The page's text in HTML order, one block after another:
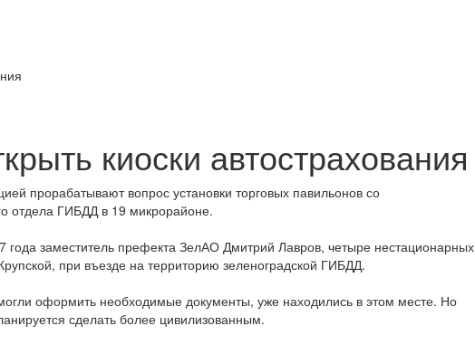
киоски автострахования
прорабатывают вопрос установки торговых павильонов со
отдела ГИБДД в 19 микрорайоне.
заместитель префекта ЗелАО Дмитрий Лавров, четыре нестационарных
при въезде на территорию зеленоградской ГИБДД.
оформить необходимые документы, уже находились в этом месте. Но
сделать более цивилизованным.